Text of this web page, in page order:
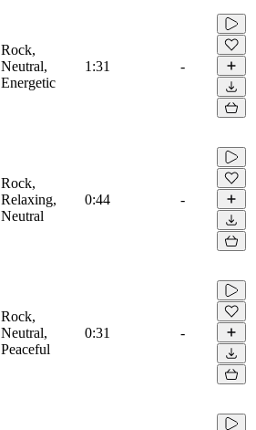
Rock,
Neutral,
Energetic
1:31 -
Rock,
Relaxing,
Neutral
0:44 -
Rock,
Neutral,
Peaceful
0:31 -